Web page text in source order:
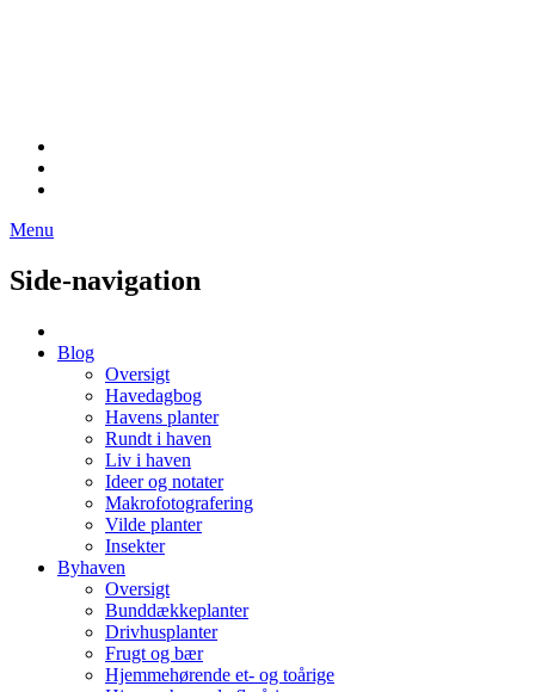
Menu
Side-navigation
Blog
Oversigt
Havedagbog
Havens planter
Rundt i haven
Liv i haven
Ideer og notater
Makrofotografering
Vilde planter
Insekter
Byhaven
Oversigt
Bunddækkeplanter
Drivhusplanter
Frugt og bær
Hjemmehørende et- og toårige